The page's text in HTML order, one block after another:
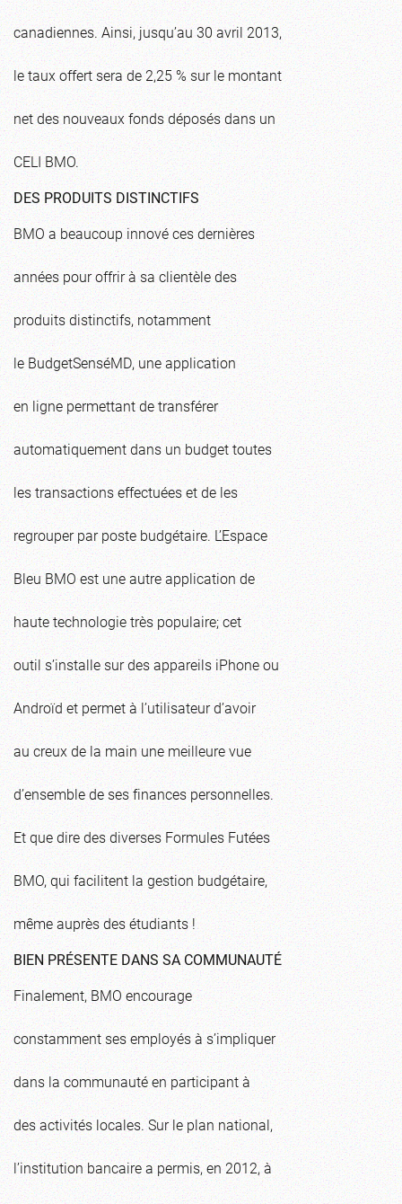
canadiennes. Ainsi, jusqu’au 30 avril 2013,
le taux offert sera de 2,25 % sur le montant
net des nouveaux fonds déposés dans un
CELI BMO.
DES PRODUITS DISTINCTIFS
BMO a beaucoup innové ces dernières
années pour offrir à sa clientèle des
produits distinctifs, notamment
le BudgetSenséMD, une application
en ligne permettant de transférer
automatiquement dans un budget toutes
les transactions effectuées et de les
regrouper par poste budgétaire. L’Espace
Bleu BMO est une autre application de
haute technologie très populaire; cet
outil s’installe sur des appareils iPhone ou
Androïd et permet à l’utilisateur d’avoir
au creux de la main une meilleure vue
d’ensemble de ses finances personnelles.
Et que dire des diverses Formules Futées
BMO, qui facilitent la gestion budgétaire,
même auprès des étudiants !
BIEN PRÉSENTE DANS SA COMMUNAUTÉ
Finalement, BMO encourage
constamment ses employés à s’impliquer
dans la communauté en participant à
des activités locales. Sur le plan national,
l’institution bancaire a permis, en 2012, à